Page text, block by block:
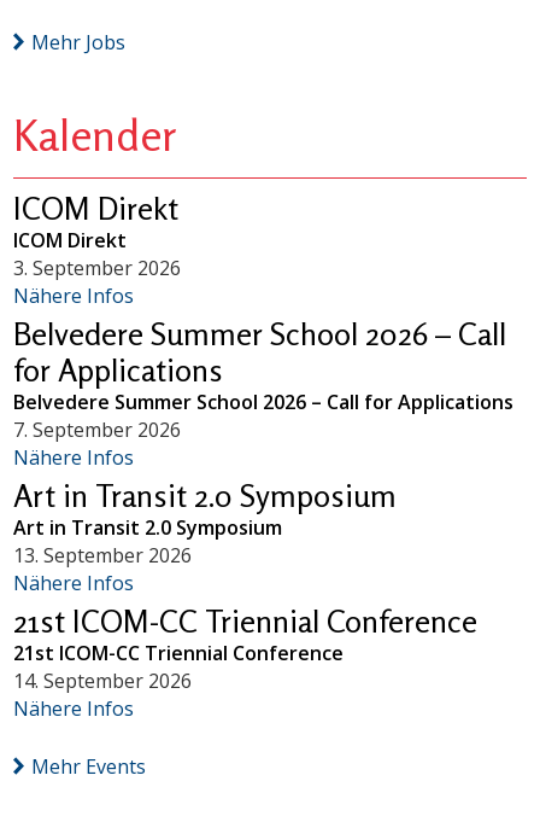
Mehr Jobs
Kalender
ICOM Direkt
ICOM Direkt
3. September 2026
Nähere Infos
Belvedere Summer School 2026 – Call
for Applications
Belvedere Summer School 2026 – Call for Applications
7. September 2026
Nähere Infos
Art in Transit 2.0 Symposium
Art in Transit 2.0 Symposium
13. September 2026
Nähere Infos
21st ICOM-CC Triennial Conference
21st ICOM-CC Triennial Conference
14. September 2026
Nähere Infos
Mehr Events